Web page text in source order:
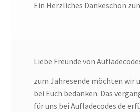
Ein Herzliches Dankeschön
Liebe Freunde von
zum Jahresende möchten wir
bei Euch bedanken. Das
für uns bei Aufladecodes.de